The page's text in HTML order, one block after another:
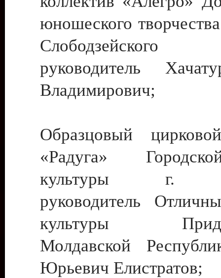
юношеского
руководитель
Владимирович;
Образцовый
«Радуга»
культуры г.
руководитель
культуры
Молдавской
Юрьевич Елистратов;